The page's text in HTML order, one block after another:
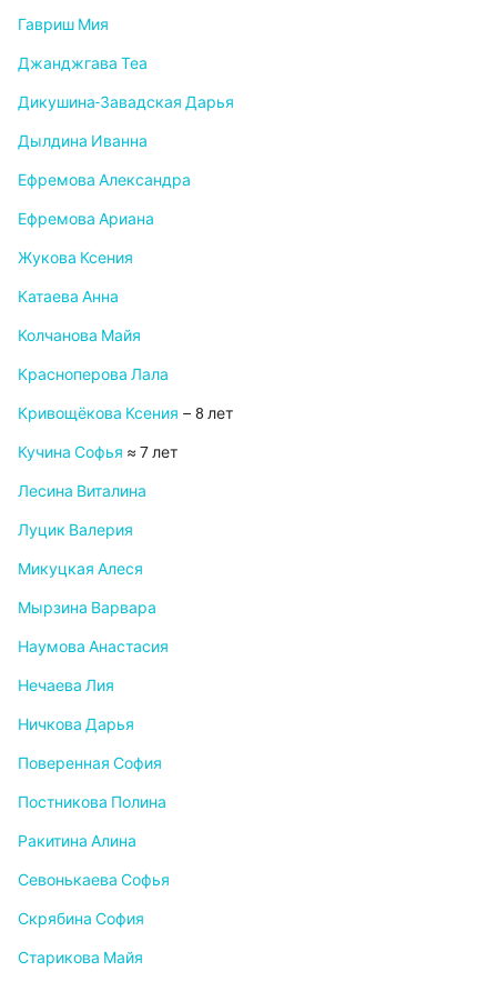
Гавриш Мия
Джанджгава Теа
Дикушина-Завадская Дарья
Дылдина Иванна
Ефремова Александра
Ефремова Ариана
Жукова Ксения
Катаева Анна
Колчанова Майя
Красноперова Лала
Кривощёкова Ксения – 8 лет
Кучина Софья ≈ 7 лет
Лесина Виталина
Луцик Валерия
Микуцкая Алеся
Мырзина Варвара
Наумова Анастасия
Нечаева Лия
Ничкова Дарья
Поверенная София
Постникова Полина
Ракитина Алина
Севонькаева Софья
Скрябина София
Старикова Майя